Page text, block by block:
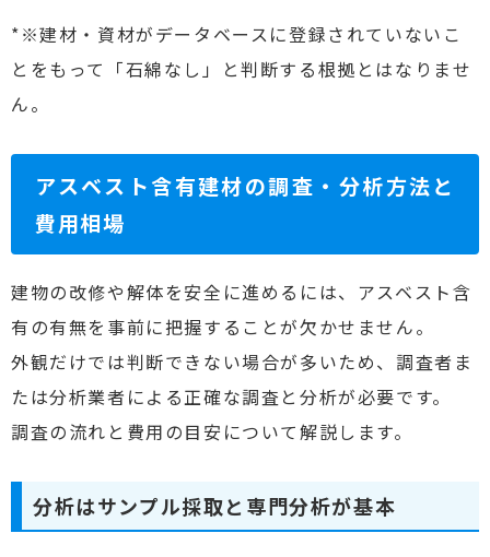
*※建材・資材がデータベースに登録されていないこ
とをもって「石綿なし」と判断する根拠とはなりませ
ん。
アスベスト含有建材の調査・分析方法と
費用相場
建物の改修や解体を安全に進めるには、アスベスト含
有の有無を事前に把握することが欠かせません。
外観だけでは判断できない場合が多いため、調査者ま
たは分析業者による正確な調査と分析が必要です。
調査の流れと費用の目安について解説します。
分析はサンプル採取と専門分析が基本